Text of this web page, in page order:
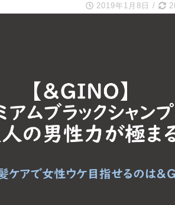
2019年1月8日 /